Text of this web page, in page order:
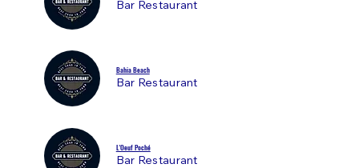
Bar Restaurant
Bahia Beach
Bar Restaurant
L'Oeuf Poché
Bar Restaurant